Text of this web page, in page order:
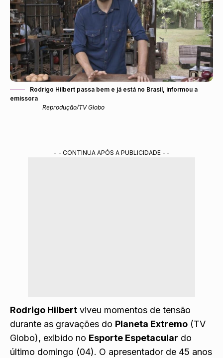
Rodrigo Hilbert passa bem e já está no Brasil, informou a
emissora
Reprodução/TV Globo
- - CONTINUA APÓS A PUBLICIDADE - -
Rodrigo Hilbert viveu momentos de tensão
durante as gravações do Planeta Extremo (TV
Globo), exibido no Esporte Espetacular do
último domingo (04). O apresentador de 45 anos